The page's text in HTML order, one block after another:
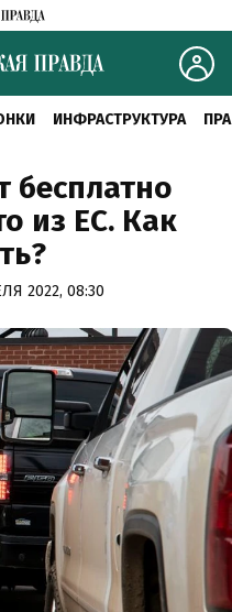
ИНФРАСТРУКТУРА
бесплатно
из ЕС. Как
2022, 08:30